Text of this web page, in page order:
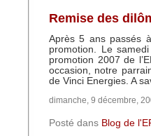
Remise des
Après 5 ans passés
promotion. Le
promotion 2007 de
occasion, notre
de Vinci Energies. A
dimanche, 9 décembre,
Posté dans Blog de